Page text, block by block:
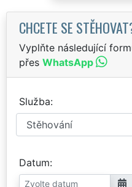
CHCETE SE
Vyplňte následující
přes WhatsApp
Služba
Datum